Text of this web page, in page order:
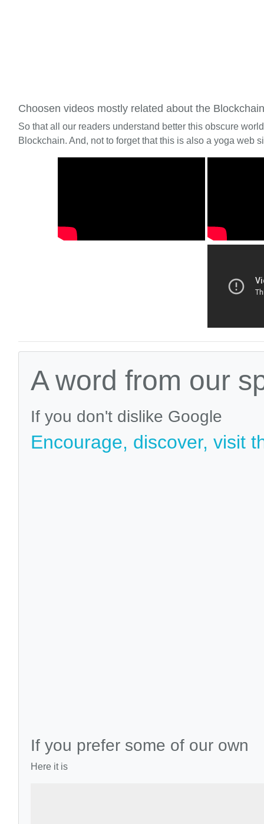
Choosen videos mostly related about the Blockchain
So that all our readers understand better this obscure
Blockchain. And, not to forget that this is also a yoga web
A word from our
If you don't dislike Google
Encourage, discover, visit
If you prefer some of our own
Here it is